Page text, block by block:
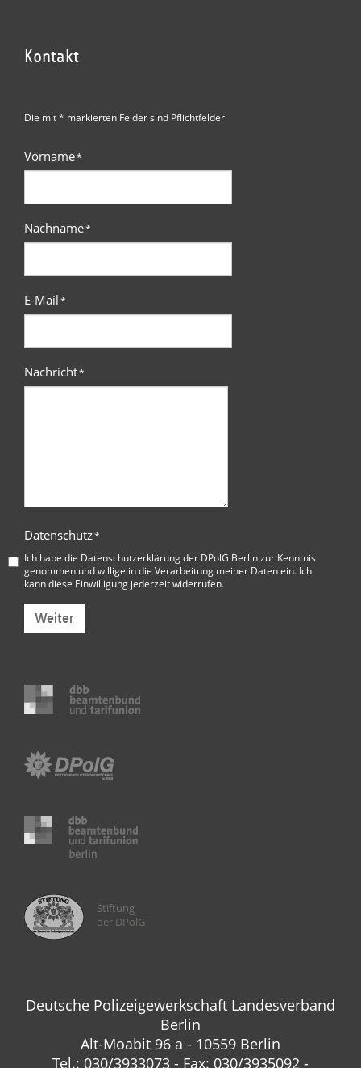
Kontakt
Die mit * markierten Felder sind Pflichtfelder
Vorname*
Nachname*
E-Mail*
Nachricht*
Datenschutz*
Ich habe die Datenschutzerklärung der DPolG Berlinzur Kenntnis
genommen und willige in die Verarbeitung meiner Daten ein. Ich
kann diese Einwilligung jederzeit widerrufen.
Weiter
Stiftung
der DPolG
Deutsche Polizeigewerkschaft Landesverband
Berlin
Alt-Moabit 96 a - 10559 Berlin
Tel.: 030/3933073 - Fax: 030/3935092 -